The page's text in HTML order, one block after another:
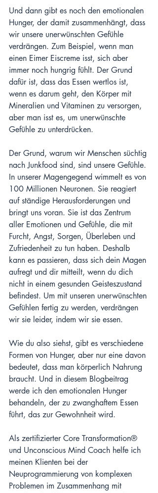
Und dann gibt es noch den emotionalen
Hunger, der damit zusammenhängt, dass
wir unsere unerwünschten Gefühle
verdrängen. Zum Beispiel, wenn man
einen Eimer Eiscreme isst, sich aber
immer noch hungrig fühlt. Der Grund
dafür ist, dass das Essen wertlos ist,
wenn es darum geht, den Körper mit
Mineralien und Vitaminen zu versorgen,
aber man isst es, um unerwünschte
Gefühle zu unterdrücken.
Der Grund, warum wir Menschen süchtig
nach Junkfood sind, sind unsere Gefühle.
In unserer Magengegend wimmelt es von
100 Millionen Neuronen. Sie reagiert
auf ständige Herausforderungen und
bringt uns voran. Sie ist das Zentrum
aller Emotionen und Gefühle, die mit
Furcht, Angst, Sorgen, Überleben und
Zufriedenheit zu tun haben. Deshalb
kann es passieren, dass sich dein Magen
aufregt und dir mitteilt, wenn du dich
nicht in einem gesunden Geisteszustand
befindest. Um mit unseren unerwünschten
Gefühlen fertig zu werden, verdrängen
wir sie leider, indem wir sie essen.
Wie du also siehst, gibt es verschiedene
Formen von Hunger, aber nur eine davon
bedeutet, dass man körperlich Nahrung
braucht. Und in diesem Blogbeitrag
werde ich den emotionalen Hunger
behandeln, der zu zwanghaftem Essen
führt, das zur Gewohnheit wird.
Als zertifizierter Core Transformation®
und Unconscious Mind Coach helfe ich
meinen Klienten bei der
Neuprogrammierung von komplexen
Problemen im Zusammenhang mit